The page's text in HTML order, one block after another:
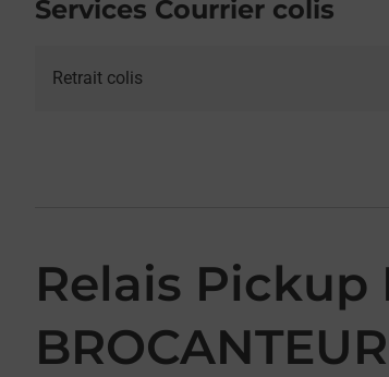
Services Courrier colis
Retrait colis
Relais Pickup
BROCANTEUR